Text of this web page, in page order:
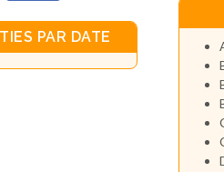
PAR DATE